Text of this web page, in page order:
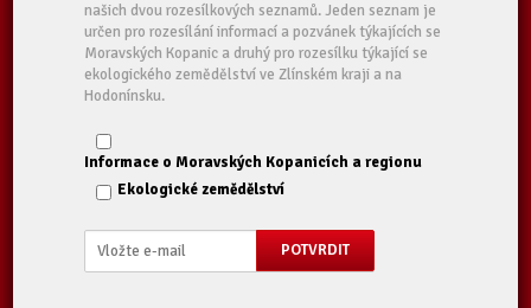
našich dvou rozesílkových seznamů. Jeden seznam je
určen pro rozesílání informací a pozvánek týkajících se
Moravských Kopanic a druhý pro rozesílku týkající se
ekologického zemědělství ve Zlínském kraji a na
Hodonínsku.
Informace o Moravských Kopanicích a regionu
Ekologické zemědělství